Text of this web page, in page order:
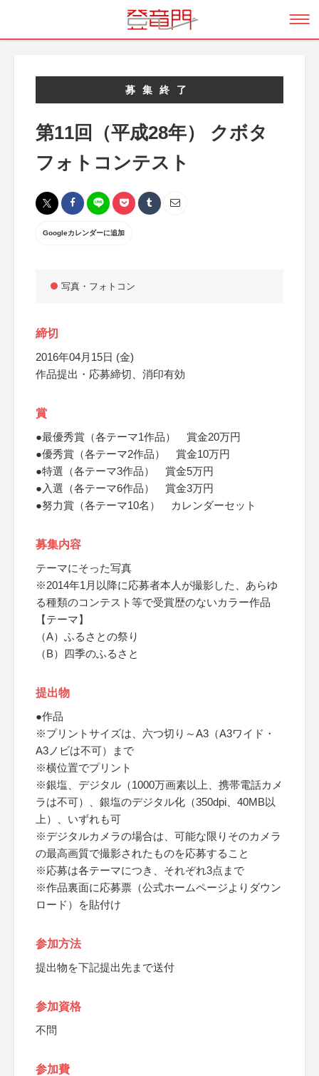
募集終了
第11回（平成28年） クボタ
フォトコンテスト
Googleカレンダーに追加
写真・フォトコン
締切
2016年04月15日 (金)
作品提出・応募締切、消印有効
賞
●最優秀賞（各テーマ1作品） 賞金20万円
●優秀賞（各テーマ2作品） 賞金10万円
●特選（各テーマ3作品） 賞金5万円
●入選（各テーマ6作品） 賞金3万円
●努力賞（各テーマ10名） カレンダーセット
募集内容
テーマにそった写真
※2014年1月以降に応募者本人が撮影した、あらゆ
る種類のコンテスト等で受賞歴のないカラー作品
【テーマ】
（A）ふるさとの祭り
（B）四季のふるさと
提出物
●作品
※プリントサイズは、六つ切り～A3（A3ワイド・
A3ノビは不可）まで
※横位置でプリント
※銀塩、デジタル（1000万画素以上、携帯電話カメ
ラは不可）、銀塩のデジタル化（350dpi、40MB以
上）、いずれも可
※デジタルカメラの場合は、可能な限りそのカメラ
の最高画質で撮影されたものを応募すること
※応募は各テーマにつき、それぞれ3点まで
※作品裏面に応募票（公式ホームページよりダウン
ロード）を貼付け
参加方法
提出物を下記提出先まで送付
参加資格
不問
参加費